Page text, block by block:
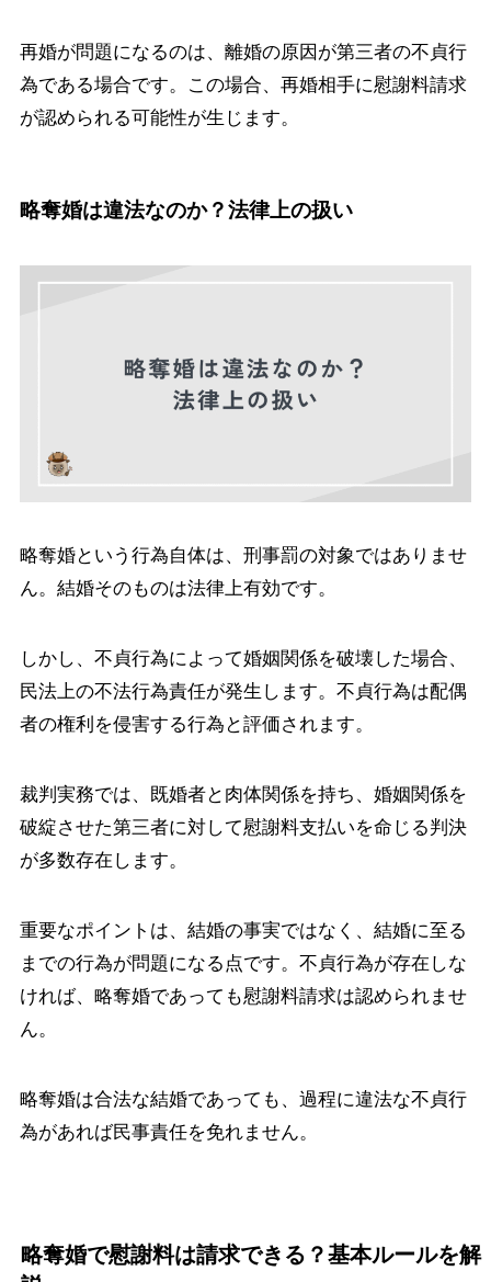
再婚が問題になるのは、離婚の原因が第三者の不貞行
為である場合です。この場合、再婚相手に慰謝料請求
が認められる可能性が生じます。
略奪婚は違法なのか？法律上の扱い
略奪婚という行為自体は、刑事罰の対象ではありませ
ん。結婚そのものは法律上有効です。
しかし、不貞行為によって婚姻関係を破壊した場合、
民法上の不法行為責任が発生します。不貞行為は配偶
者の権利を侵害する行為と評価されます。
裁判実務では、既婚者と肉体関係を持ち、婚姻関係を
破綻させた第三者に対して慰謝料支払いを命じる判決
が多数存在します。
重要なポイントは、結婚の事実ではなく、結婚に至る
までの行為が問題になる点です。不貞行為が存在しな
ければ、略奪婚であっても慰謝料請求は認められませ
ん。
略奪婚は合法な結婚であっても、過程に違法な不貞行
為があれば民事責任を免れません。
略奪婚で慰謝料は請求できる？基本ルールを解